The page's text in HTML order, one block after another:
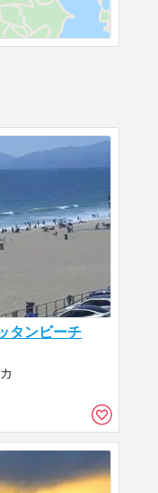
タンビーチ